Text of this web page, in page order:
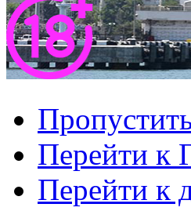
Перейти к
Перейти к